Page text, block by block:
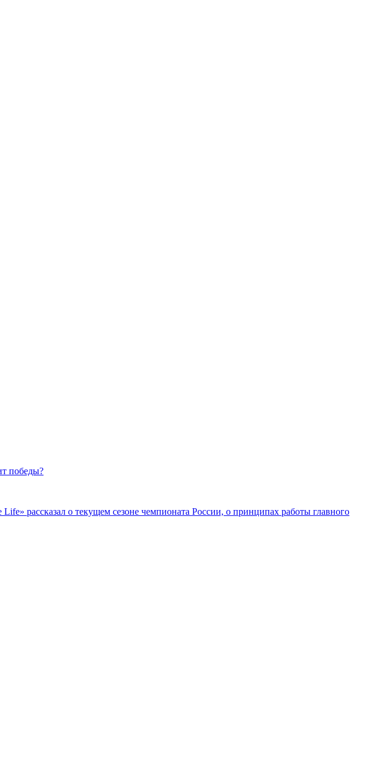
победы?
рассказал о текущем сезоне чемпионата России, о принципах работы главного